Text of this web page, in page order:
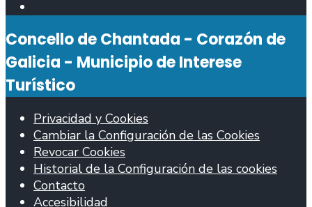
de
búsqueda
Concello de Chantada - Corazón de
Galicia - Municipio de Interese
Turístico
Privacidad y Cookies
Cambiar la Configuración de las Cookies
Revocar Cookies
Historial de la Configuración de las cookies
Contacto
Accesibilidad